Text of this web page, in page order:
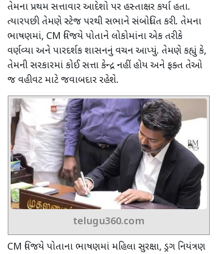
તેમના પ્રથમ સત્તાવાર આદેશો પર હસ્તાક્ષર કર્યા હતા.
ત્યારપછી તેમણે સ્ટેજ પરથી સભાને સંબોધિત કરી. તેમના
ભાષણમાં, CM વિજયે પોતાને લોકોમાંના એક તરીકે
વર્ણવ્યા અને પારદર્શક શાસનનું વચન આપ્યું. તેમણે કહ્યું કે,
તેમની સરકારમાં કોઈ સત્તા કેન્દ્ર નહીં હોય અને ફક્ત તેઓ
જ વહીવટ માટે જવાબદાર રહેશે.
telugu360.com
CM વિજયે પોતાના ભાષણમાં મહિલા સુરક્ષા, ડ્રગ નિયંત્રણ